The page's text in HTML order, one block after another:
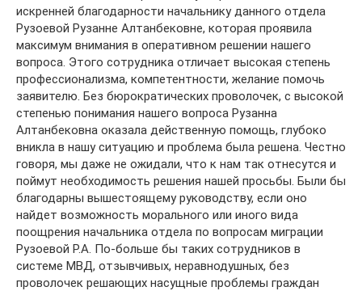
искренней благодарности начальнику данного отдела
Рузоевой Рузанне Алтанбековне, которая проявила
максимум внимания в оперативном решении нашего
вопроса. Этого сотрудника отличает высокая степень
профессионализма, компетентности, желание помочь
заявителю. Без бюрократических проволочек, с высокой
степенью понимания нашего вопроса Рузанна
Алтанбековна оказала действенную помощь, глубоко
вникла в нашу ситуацию и проблема была решена. Честно
говоря, мы даже не ожидали, что к нам так отнесутся и
поймут необходимость решения нашей просьбы. Были бы
благодарны вышестоящему руководству, если оно
найдет возможность морального или иного вида
поощрения начальника отдела по вопросам миграции
Рузоевой Р.А. По-больше бы таких сотрудников в
системе МВД, отзывчивых, неравнодушных, без
проволочек решающих насущные проблемы граждан